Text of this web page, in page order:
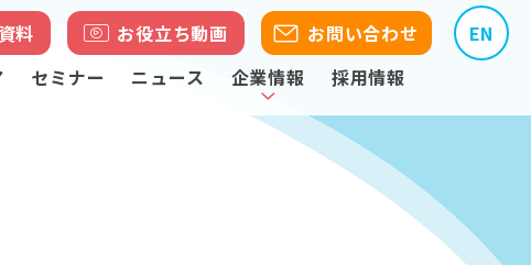
料 お役立ち動画 お問い合わせ
EN
セミナー ニュース 企業情報 採用情報